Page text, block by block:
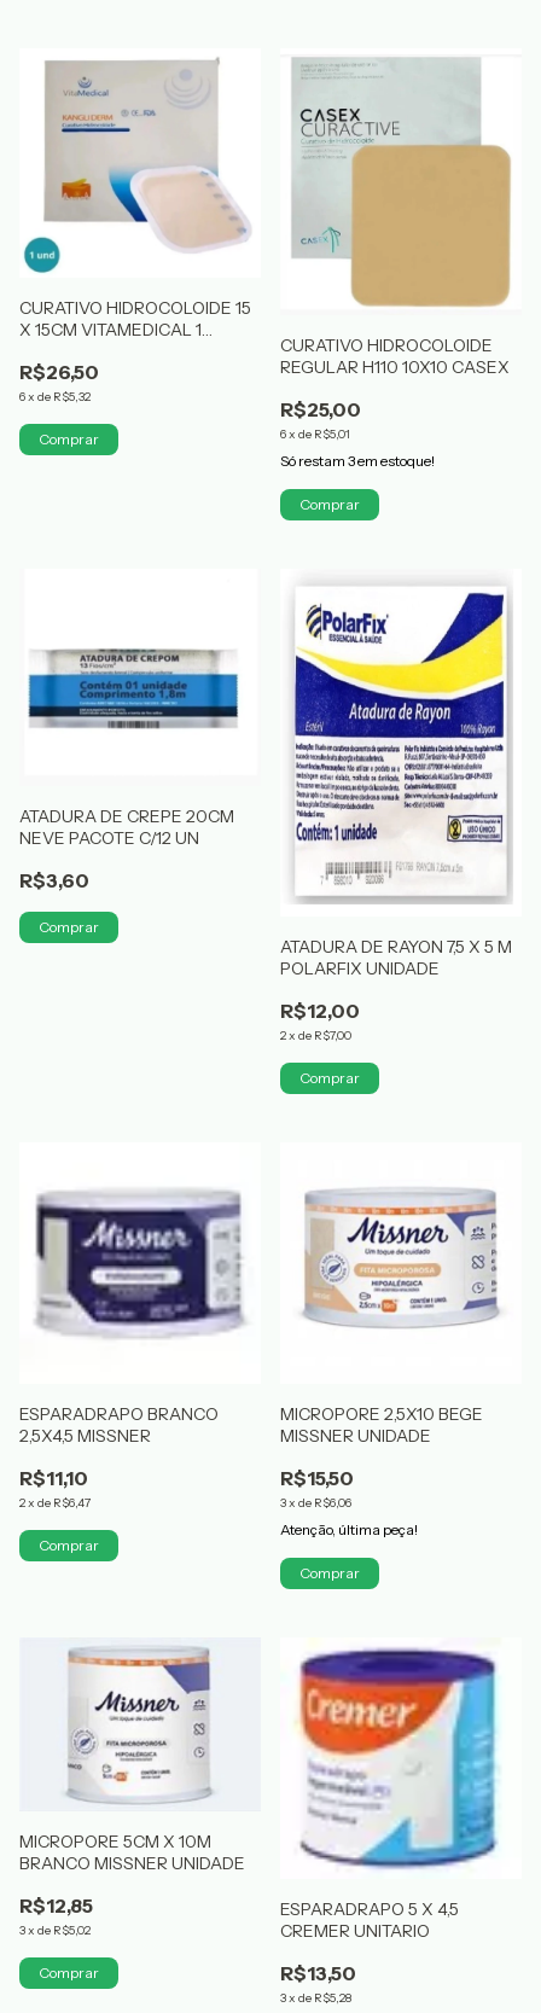
CURATIVO HIDROCOLOIDE 15
X 15CM VITAMEDICAL 1
R$26,50
6x de R$5,32
CURATIVO HIDROCOLOIDE
REGULAR H110 10X10 CASEX
R$25,00
6x de R$5,01
Só restam 3em estoque!
ATADURA DE CREPE 20CM
NEVE PACOTE C/12 UN
R$3,60
ATADURA DE RAYON 7,5 X 5 M
POLARFIX UNIDADE
R$12,00
2x de R$7,00
ESPARADRAPO BRANCO
2,5X4,5 MISSNER
R$11,10
2x de R$6,47
MICROPORE 2,5X10 BEGE
MISSNER UNIDADE
R$15,50
3x de R$6,06
Atenção, última peça!
MICROPORE 5CM X 10M
BRANCO MISSNER UNIDADE
R$12,85
3x de R$5,02
ESPARADRAPO 5 X 4,5
CREMER UNITARIO
R$13,50
3x de R$5,28